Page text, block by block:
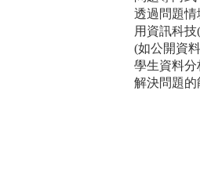
機器學習理論主
自動「學習」的
從資料中自動分
資料進行預測的
習相輔相成。
透過問題
用資訊科
(如公開資
學生資料
解決問題的